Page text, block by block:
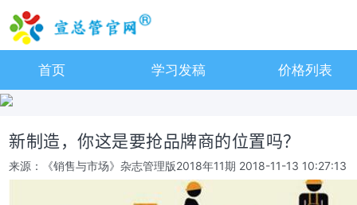
首页 学习发稿 价格列表
新制造，你这是要抢品牌商的位置吗？
来源：《销售与市场》杂志管理版2018年11期 2018-11-13 10:27:13